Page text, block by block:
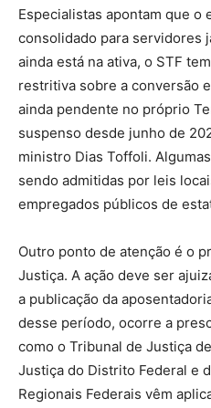
Especialistas apontam que o
consolidado para servidores
ainda está na ativa, o STF
restritiva sobre a conversão
ainda pendente no próprio
suspenso desde junho de
ministro Dias Toffoli.
sendo admitidas por leis
empregados públicos de
Outro ponto de atenção é o
Justiça. A ação deve ser
a publicação da
desse período, ocorre a
como o Tribunal de Justiça
Justiça do Distrito Federal e
Regionais Federais vêm